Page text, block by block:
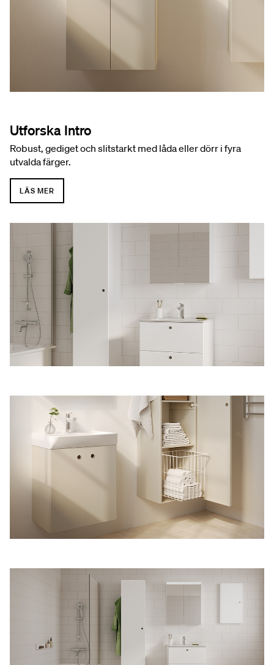
Utforska Intro
Robust, gediget och slitstarkt med låda eller dörr i fyra
utvalda färger.
LÄS MER